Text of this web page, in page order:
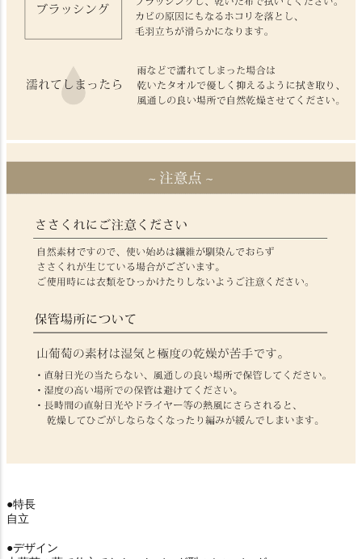
●特長
自立
●デザイン